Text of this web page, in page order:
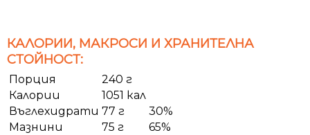
КАЛОРИИ, МАКРОСИ И ХРАНИТЕЛНА
СТОЙНОСТ:
Порция
240 г
Калории
1051 кал
Въглехидрати 77 г
30%
Мазнини
75 г
65%